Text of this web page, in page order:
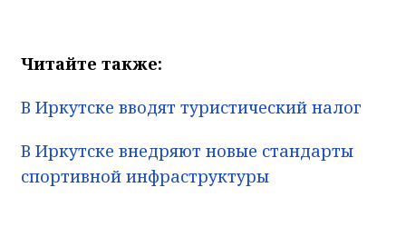
Читайте также:
В Иркутске вводят туристический налог
В Иркутске внедряют новые стандарты
спортивной инфраструктуры